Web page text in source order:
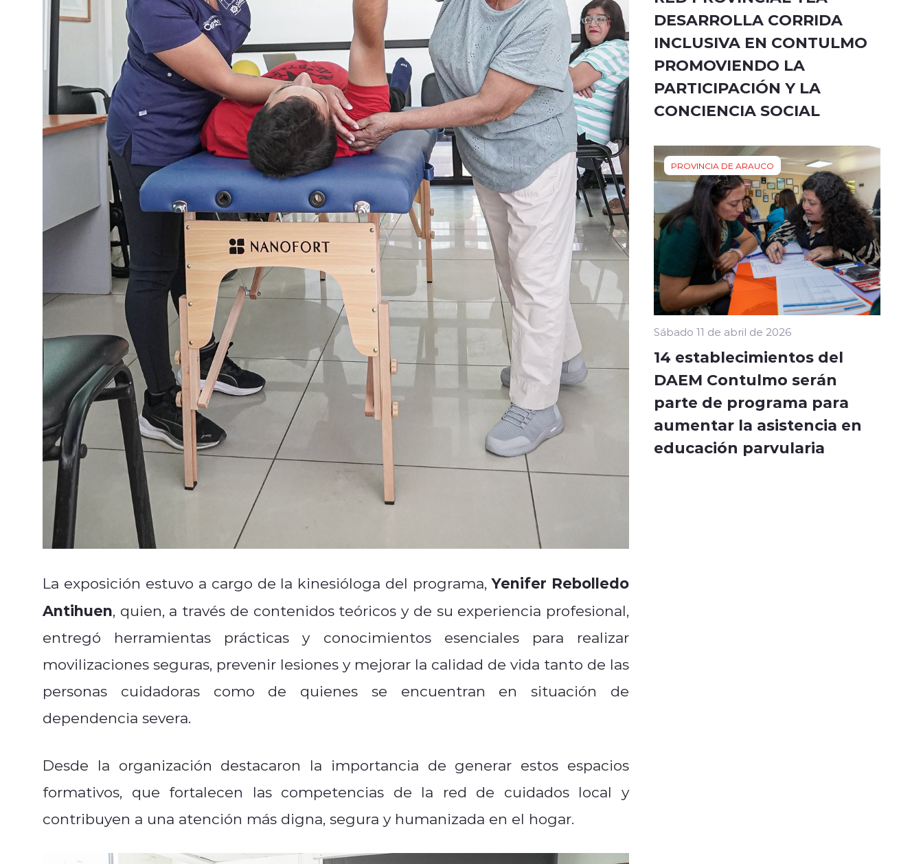
La exposición estuvo a cargo de la kinesióloga del programa,Yenifer Rebolledo
Antihuen, quien, a través de contenidos teóricos y de su experiencia profesional,
entregó herramientas prácticas y conocimientos esenciales para realizar
movilizaciones seguras, prevenir lesiones y mejorar la calidad de vida tanto de las
personas cuidadoras como de quienes se encuentran en situación de
dependencia severa.
Desde la organización destacaron la importancia de generar estos espacios
formativos, que fortalecen las competencias de la red de cuidados local y
contribuyen a una atención más digna, segura y humanizada en el hogar.
DESARROLLA CORRIDA
INCLUSIVA EN CONTULMO
PROMOVIENDO LA
PARTICIPACIÓN Y LA
CONCIENCIA SOCIAL
PROVINCIA DE ARAUCO
Sábado 11 de abril de 2026
14 establecimientos del
DAEM Contulmo serán
parte de programa para
aumentar la asistencia en
educación parvularia